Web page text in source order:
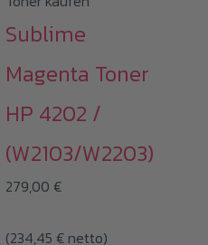
Sublime
Magenta Toner
HP 4202 /
(W2103/W2203)
279,00 €
(234,45 € netto)